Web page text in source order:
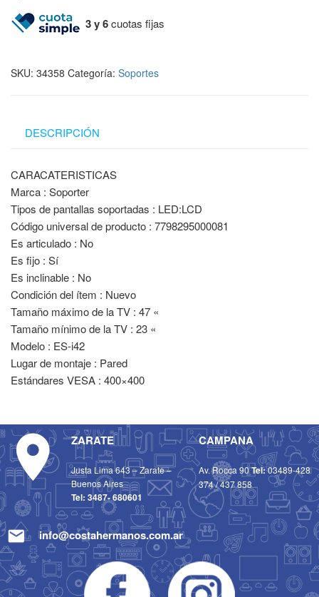
3 y 6cuotas fijas
SKU: 34358 Categoría: Soportes
DESCRIPCIÓN
CARACATERISTICAS
Marca : Soporter
Tipos de pantallas soportadas : LED:LCD
Código universal de producto : 7798295000081
Es articulado : No
Es fijo : Sí
Es inclinable : No
Condición del ítem : Nuevo
Tamaño máximo de la TV : 47 «
Tamaño mínimo de la TV : 23 «
Modelo : ES-i42
Lugar de montaje : Pared
Estándares VESA : 400×400
ZARATE
Justa Lima 643 – Zarate –
Buenos Aires
Tel: 3487- 680601
CAMPANA
Av. Rocca 90Tel:03489-428
374/437 858
info@costahermanos.com.ar